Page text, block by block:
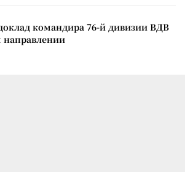
командира 76-й дивизии ВДВ